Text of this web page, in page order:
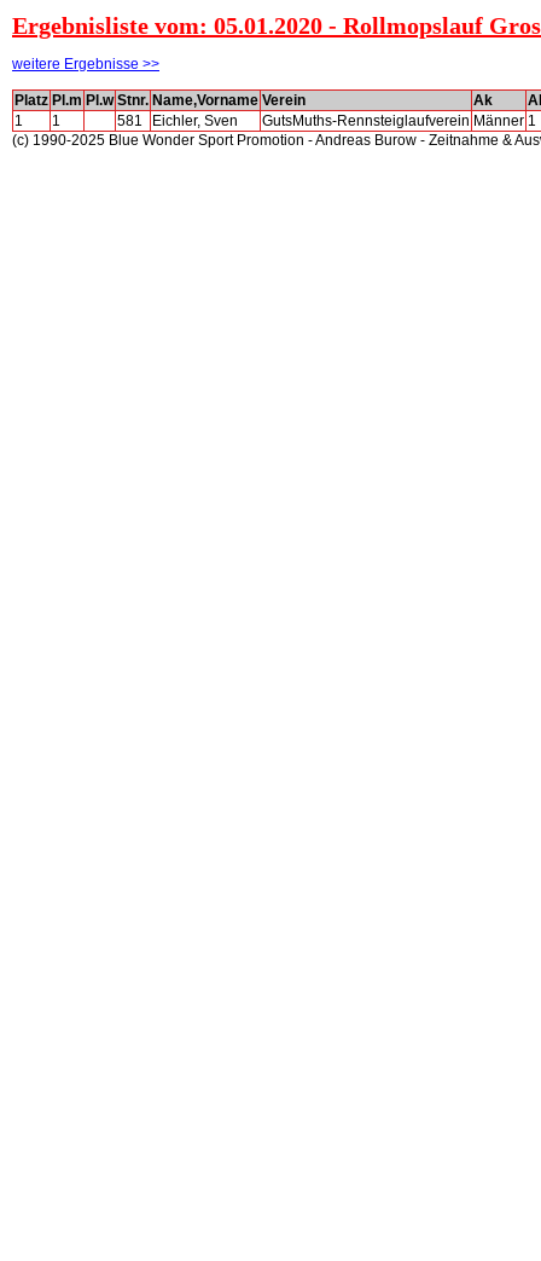
Ergebnisliste vom: 05.01.2020 - Rollmopslauf
weitere Ergebnisse >>
Platz Pl.m Pl.w Stnr. Name,Vorname Verein Ak
1
1 581 Eichler, Sven GutsMuths-Rennsteiglaufverein Männer 1
(c) 1990-2025 Blue Wonder Sport Promotion - Andreas Burow - Zeitnahme &